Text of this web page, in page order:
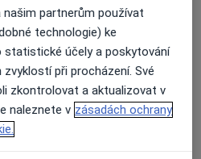
jsou pro nás důležité.
možnost zaplatit za
partnerům používat
technologie) ke
statistické účely a poskytování
při procházení. Své
zkontrolovat a aktualizovat v
naleznete v zásadách ochrany